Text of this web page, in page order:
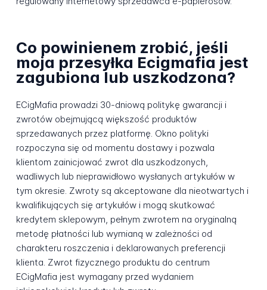
Co powinienem zrobić, jeśli
moja przesyłka Ecigmafia jest
zagubiona lub uszkodzona?
ECigMafia prowadzi 30-dniową politykę gwarancji i
zwrotów obejmującą większość produktów
sprzedawanych przez platformę. Okno polityki
rozpoczyna się od momentu dostawy i pozwala
klientom zainicjować zwrot dla uszkodzonych,
wadliwych lub nieprawidłowo wysłanych artykułów w
tym okresie. Zwroty są akceptowane dla nieotwartych i
kwalifikujących się artykułów i mogą skutkować
kredytem sklepowym, pełnym zwrotem na oryginalną
metodę płatności lub wymianą w zależności od
charakteru roszczenia i deklarowanych preferencji
klienta. Zwrot fizycznego produktu do centrum
ECigMafia jest wymagany przed wydaniem